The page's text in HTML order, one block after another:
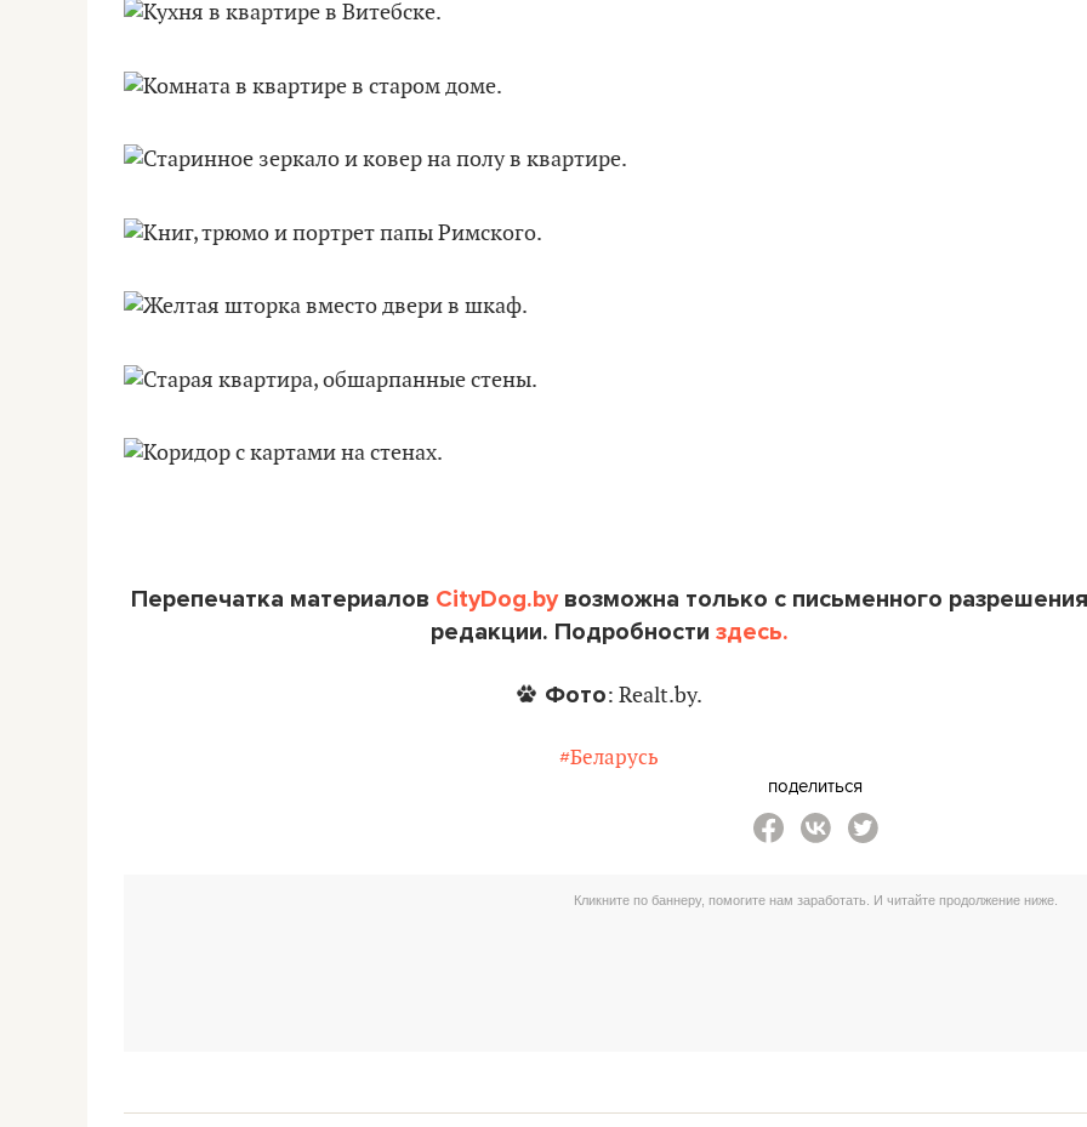
Перепечатка материалов CityDog.byвозможна только с письменного разрешения
редакции. Подробности здесь.
Фото: Realt.by.
#Беларусь
поделиться